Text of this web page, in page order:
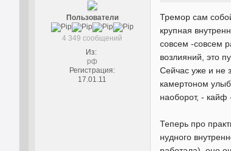
Пользователи
4 349 сообщений
Из:
рф
Регистрация:
17.01.11
Тремор сам
крупная
совсем -совсем
возлияний, это
Сейчас уже и не
камертоном
наоборот, - кайф
Теперь про
нудного